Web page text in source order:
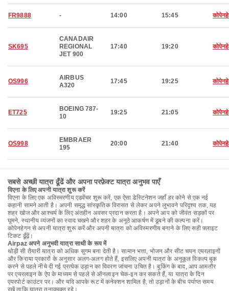
FR9888 - 14:00 15:45
SK695
CANADAIR
REGIONAL
JET 900
17:40 19:20
OS996
AIRBUS
A320
17:45 19:25
ET725
BOEING 787-
10
19:25 21:05
OS998
EMBRAER
195
20:00 21:40
सबसे अच्छी यात्रा ढूँढें और अपना परफ़ेक्ट यात्रा अनुभव पाएँ
विएना के लिए अपनी यात्रा शुरू करें
विएना के लिए एक अविस्मरणीय एडवेंचर शुरू करें, एक ऐसा डेस्टिनेशन जहाँ हर कोने से एक नई
कहानी सामने आती है। अपनी समृद्ध सांस्कृतिक विरासत से लेकर अपने लुभावने परिदृश्य तक, यह
शहर खोज और आश्चर्य के लिए अंतहीन अवसर प्रदान करता है। अपने आप को जीवंत सड़कों पर
घूमने, स्थानीय व्यंजनों का स्वाद चखने और शहर के अनूठे आकर्षण में डूबने की कल्पना करें।
कोपेनहेगन से अपनी यात्रा शुरू करें और अपनी यात्रा को अविस्मरणीय बनाने के लिए सही फ़्लाइट
टिकट ढूँढ़ें।
Airpaz अपने अनुभवी यात्रा साथी के रूप में
थोड़ी सी तैयारी यात्रा को अधिक सुगम बना देती है। सामान भत्ता, भोजन और सीट चयन एयरलाइनों
और किराया प्रकारों के अनुसार अलग-अलग होते हैं, इसलिए अपनी यात्रा के अनुकूल विकल्प बुक
करने से पहले नीचे दी गई प्रत्येक उड़ान का विवरण जांचना उचित है। बुकिंग के बाद, आप आमतौर
पर एयरलाइन के ऐप के माध्यम से पहले से ऑनलाइन चेक-इन कर सकते हैं, या यात्रा के दिन
एयरपोर्ट काउंटर पर। और यदि आपके रूट में कनेक्शन शामिल है, तो उड़ानों के बीच पर्याप्त समय
रखें ताकि यात्रा तनावमुक्त रहे।